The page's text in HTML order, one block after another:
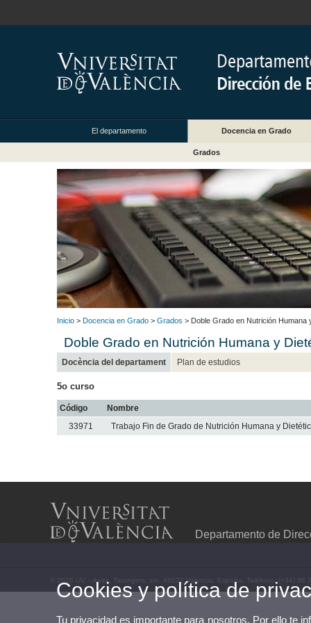
El departamento Docencia en Grado
Grados
Inicio > Docencia en Grado > Grados > Doble Grado en Nutrición
Doble Grado en Nutrición Humana y
Docència del departament Plan de estudios
5o curso
Código Nombre
33971 Trabajo Fin de Grado de Nutrición Humana y
Departamento de
© 2026 UV. - Avda. Tarongers, s/n. 46022 Valencia. España. Teléfono: (+34) 96
Cookies y política de
Tu privacidad es importante para nosotros. Por ello te